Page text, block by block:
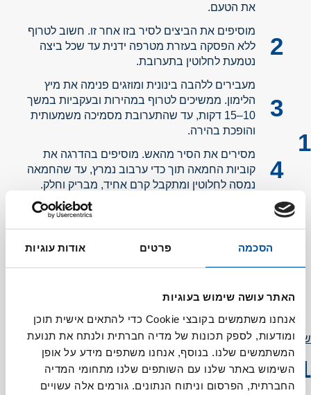
הסכמה פרטים אודות עוגיות
האתר עושה שימוש בעוגיות
אנחנו משתמשים בקובצי Cookie כדי להתאים אישית תוכן
ומודעות, לספק תכונות של מדיה חברתית ולנתח את תנועת
המשתמשים שלנו. בנוסף, אנחנו משתפים מידע על אופן
השימוש באתר שלנו עם השותפים שלנו מתחומי המדיה
החברתית, הפרסום וניתוח הנתונים. גורמים אלה עשויים
את הטעם.
מוסיפים את הביצים לסיר בזו אחר זו. חשוב לטרוף
ללא הפסקה בעזרת מטרפה ידנית עד שכל ביצה
נטמעת לחלוטין בתערובת.
מעבירים ללהבה בינונית ומוזגים פנימה את מיץ
הלימון. ממשיכים לטרוף במהירות ובעקביות במשך
10–15 דקות, עד שהתערובת מסמיכה משמעותית
והופכת בהירה.
מסירים את הסיר מהאש. מוסיפים בהדרגה את
קוביות החמאה תוך כדי ערבוב נמרץ, עד שהחמאה
נמסה לחלוטין ומתקבל קרם אחיד, מבריק וחלק.
מעבירים את הקרם דרך מסננת דקה לתוך קערה (כדי
הניילון ישירות לקרם כדי למנוע היווצרות קרום)
ומניחים לו להצטנן בחוץ כחצי שעה.
מעבירים את הקרם לכלי אטום ומאחסנים במקרר
להתייצבות מלאה.
שטרוייזל
מחממים תנור ל-175 מעלות. חותכים את החמאה לקוביות
קטנות ושומרים אותן במקרר עד רגע השימוש (חשוב
שהחמאה תישאר קרה מאוד).